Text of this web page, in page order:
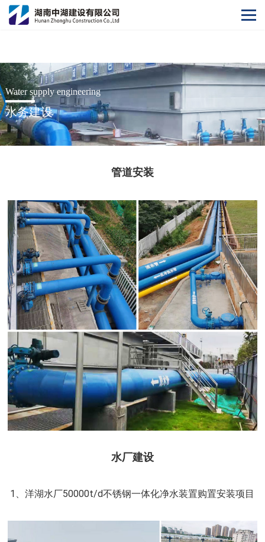
阿根廷vs奥地利世界杯
Water supply engineering
水务建设
管道安装
水厂建设
1、洋湖水厂50000t/d不锈钢一体化净水装置购置安装项目